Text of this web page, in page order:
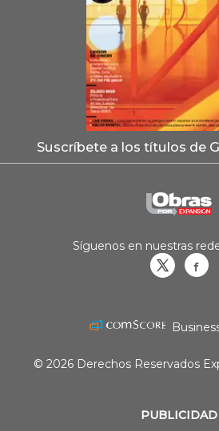
Suscríbete a los títulos de
PUBLICIDAD
Síguenos en nuestras
© 2026 Derechos Reservados